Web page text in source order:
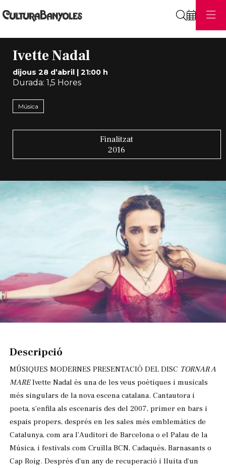
Ivette Nadal
dijous 28 d’abril| 21:00 h
Durada: 1,5 Hores
Música
Finalitzat
2016
Descripció
MÚSIQUES MODERNES PRESENTACIÓ DEL DISC TORNAR A
MAREIvette Nadal és una de les veus poètiques i musicals
més singulars de la nova escena catalana. Cantautora i
poeta, s’enfila als escenaris des del 2007, primer en bars i
espais propers, després en les sales més emblemàtics de
Catalunya, com ara l’Auditori de Barcelona o el Palau de la
Música, i festivals com Cruïlla BCN, Cadaqués, Barnasants o
Cap Roig. Després d’un any de recuperació i lluita d’un